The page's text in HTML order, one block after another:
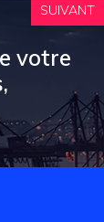
SUIVANT
votre